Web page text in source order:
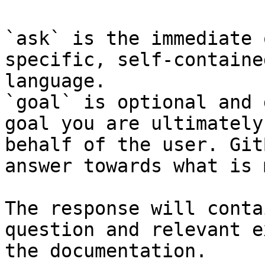
`ask` is the
specific, self-
language.
`goal` is optional and
goal you are
behalf of the user.
answer towards what
The response will
question and relevant
the documentation.